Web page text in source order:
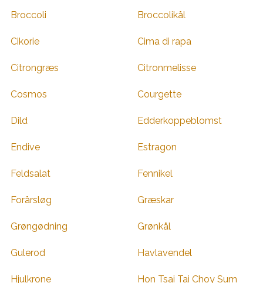
Broccoli Broccolikål
Cikorie Cima di rapa
Citrongræs Citronmelisse
Cosmos Courgette
Dild Edderkoppeblomst
Endive Estragon
Feldsalat Fennikel
Forårsløg Græskar
Grøngødning Grønkål
Gulerod Havlavendel
Hjulkrone Hon Tsai Tai Choy Sum